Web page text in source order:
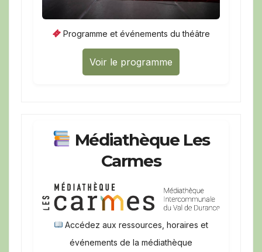
Programme et événements du théâtre
Voir le programme
Médiathèque Les
Carmes
Accédez aux ressources, horaires et
événements de la médiathèque